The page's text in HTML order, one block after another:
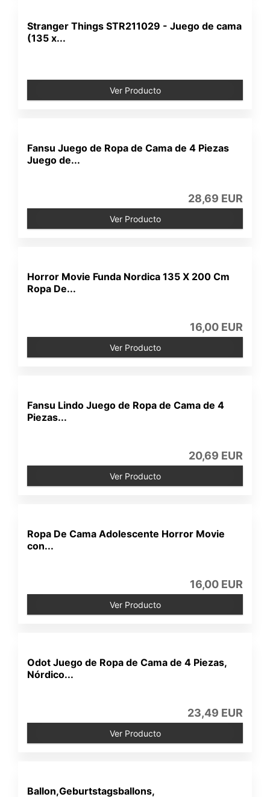
Stranger Things STR211029 - Juego de cama
(135 x...
Ver Producto
Fansu Juego de Ropa de Cama de 4 Piezas
Juego de...
28,69 EUR
Ver Producto
Horror Movie Funda Nordica 135 X 200 Cm
Ropa De...
16,00 EUR
Ver Producto
Fansu Lindo Juego de Ropa de Cama de 4
Piezas...
20,69 EUR
Ver Producto
Ropa De Cama Adolescente Horror Movie
con...
16,00 EUR
Ver Producto
Odot Juego de Ropa de Cama de 4 Piezas,
Nórdico...
23,49 EUR
Ver Producto
Ballon,Geburtstagsballons,